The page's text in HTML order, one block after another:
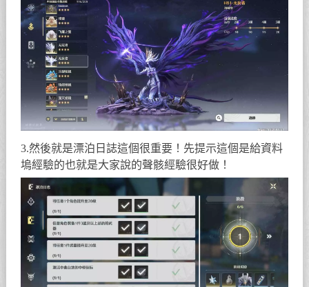
3.然後就是漂泊日誌這個很重要！先提示這個是給資料
塢經驗的也就是大家說的聲骸經驗很好做！